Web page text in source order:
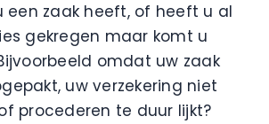
een zaak heeft, of heeft u al
gekregen maar komt u
omdat uw zaak
uw verzekering niet
procederen te duur lijkt?